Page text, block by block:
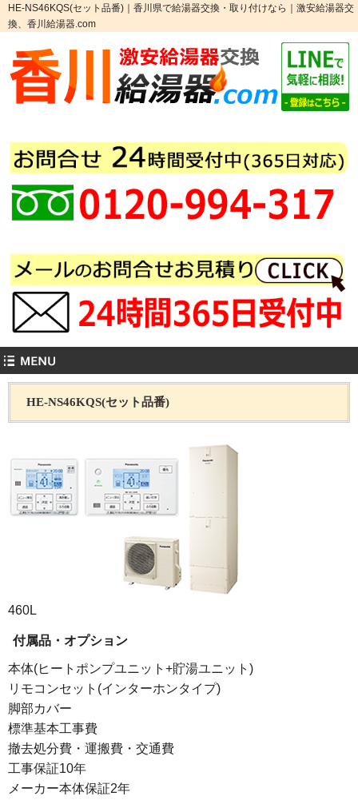
HE-NS46KQS(セット品番)｜香川県で給湯器交換・取り付けなら｜激安給湯器交
換、香川給湯器.com
HE-NS46KQS(セット品番)
460L
付属品・オプション
本体(ヒートポンプユニット+貯湯ユニット)
リモコンセット(インターホンタイプ)
脚部カバー
標準基本工事費
撤去処分費・運搬費・交通費
工事保証10年
メーカー本体保証2年